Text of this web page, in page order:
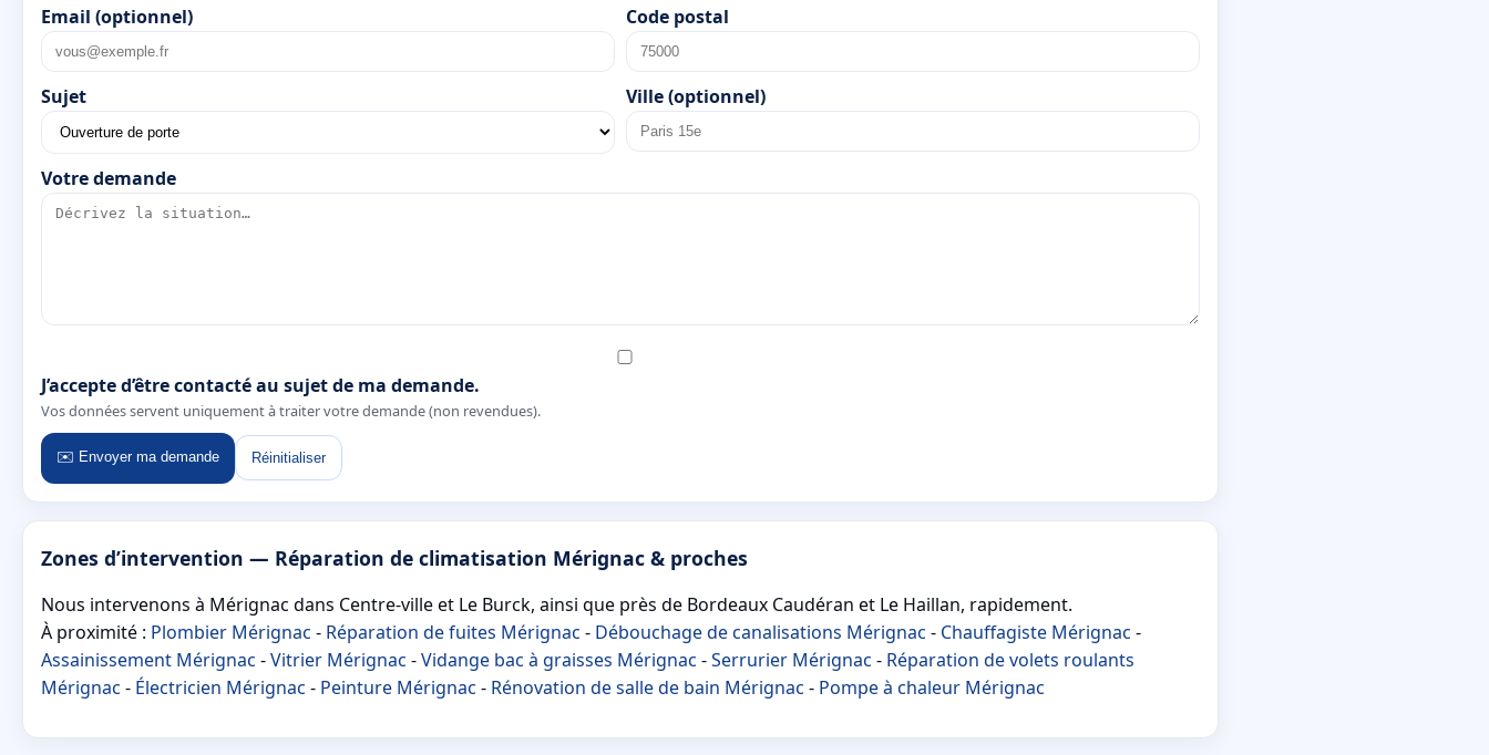
Email (optionnel) Code postal
Sujet Ville (optionnel)
Votre demande
J’accepte d’être contacté au sujet de ma demande.
Vos données servent uniquement à traiter votre demande (non revendues).
✉️ Envoyer ma demande Réinitialiser
Zones d’intervention — Réparation de climatisation Mérignac & proches
Nous intervenons à Mérignac dans Centre‑ville et Le Burck, ainsi que près de Bordeaux Caudéran et Le Haillan, rapidement.
À proximité : Plombier Mérignac - Réparation de fuites Mérignac - Débouchage de canalisations Mérignac - Chauffagiste Mérignac -
Assainissement Mérignac -Vitrier Mérignac -Vidange bac à graisses Mérignac -Serrurier Mérignac - Réparation de volets roulants
Mérignac - Électricien Mérignac - Peinture Mérignac - Rénovation de salle de bain Mérignac - Pompe à chaleur Mérignac